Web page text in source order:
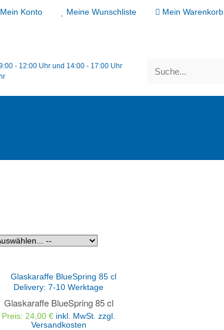
Mein Konto Meine Wunschliste Mein Warenkorb
- 12:00 Uhr und 14:00 - 17:00 Uhr
WUNSCHLISTE
Delivery:7-10 Werktage
Glaskaraffe BlueSpring 85 cl
Preis: 24,00 € inkl. MwSt.zzgl.
Versandkosten